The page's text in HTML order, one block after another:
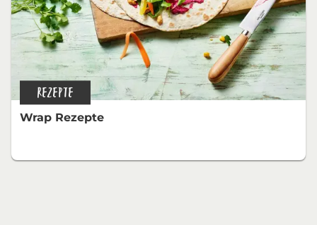
REZEPTE
Wrap Rezepte